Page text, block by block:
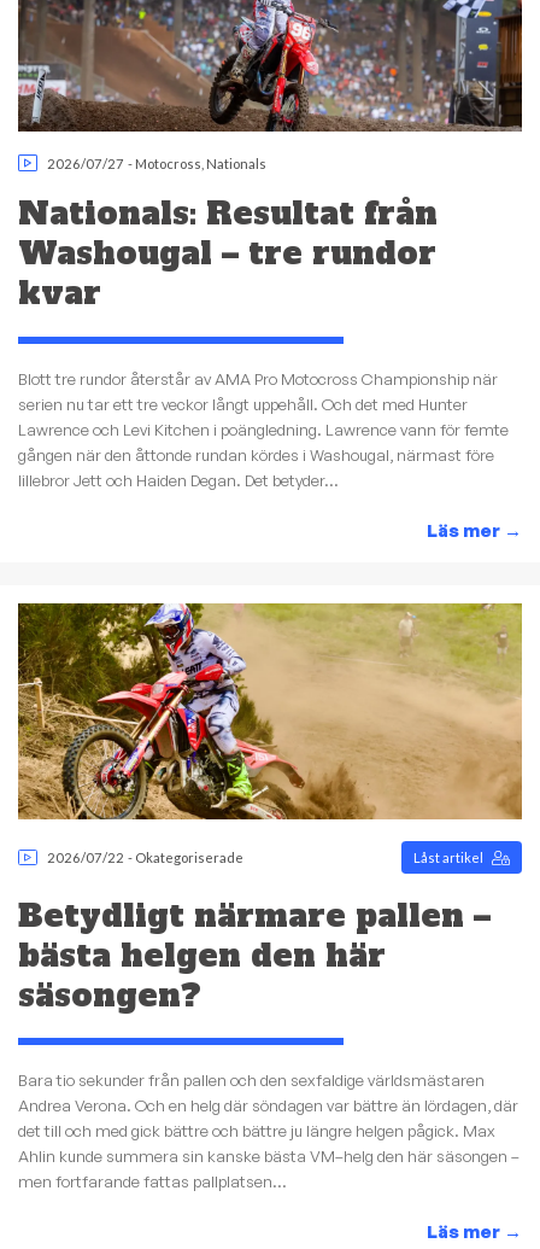
2026/07/27 - Motocross Nationals
Nationals: Resultat från
Washougal – tre rundor
kvar
Blott tre rundor återstår av AMA Pro Motocross Championship när
serien nu tar ett tre veckor långt uppehåll. Och det med Hunter
Lawrence och Levi Kitchen i poängledning. Lawrence vann för femte
gången när den åttonde rundan kördes i Washougal, närmast före
lillebror Jett och Haiden Degan. Det betyder...
Läs mer →
2026/07/22 - Okategoriserade Låst artikel
Betydligt närmare pallen –
bästa helgen den här
säsongen?
Bara tio sekunder från pallen och den sexfaldige världsmästaren
Andrea Verona. Och en helg där söndagen var bättre än lördagen, där
det till och med gick bättre och bättre ju längre helgen pågick. Max
Ahlin kunde summera sin kanske bästa VM–helg den här säsongen –
men fortfarande fattas pallplatsen...
Läs mer →